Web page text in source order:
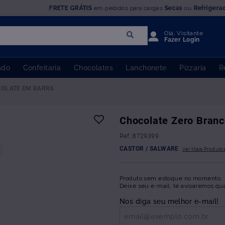
FRETE GRÁTISem pedidos para cargas Secas ou
Olá, Visitante
Fazer Login
Confeitaria Chocolates Lanchonete Pizzaria
EM BARRA
Chocolate Zero
:8729399
CASTOR / SALWARE
Produto sem estoque no momento.
Deixe seu e-mail, te avisaremos
Nos diga seu melhor e-mail!